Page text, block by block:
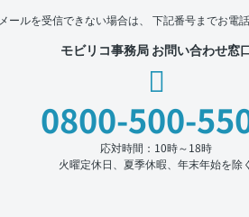
ールを受信できない場合は、 下記番号までお電
モビリコ事務局 お問い合わせ窓
0800-500-
応対時間：10時～18時
火曜定休日、夏季休暇、年末年始を除く